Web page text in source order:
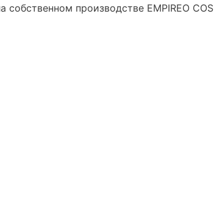
производстве EMPIREO